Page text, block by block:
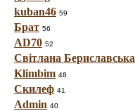
kuban46 59
Брат 56
AD70 52
Світлана Бериславська
Klimbim 48
Скилеф 41
Admin 40